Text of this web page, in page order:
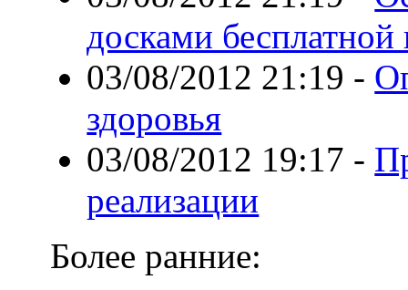
досками
03/08/2012 21:19 -
здоровья
03/08/2012 19:17 -
реализации
Более ранние: